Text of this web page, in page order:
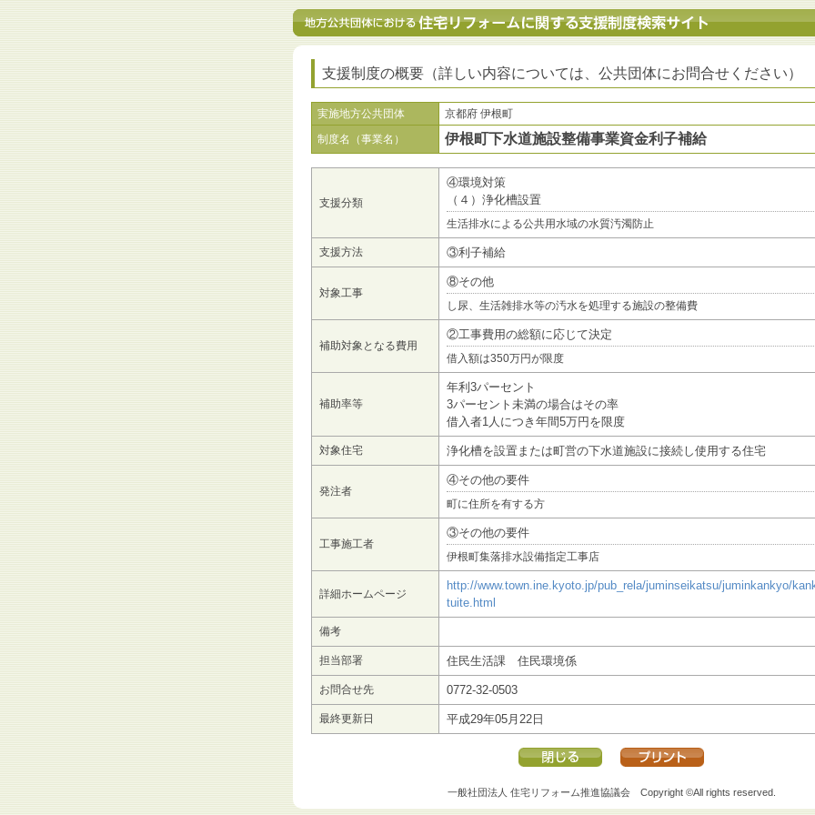
支援制度の概要（詳しい内容については、公共団体にお問合せください）
実施地方公共団体
京都府 伊根町
制度名（事業名）
伊根町下水道施設整備事業資金利子補給
支援分類
④環境対策
（４）浄化槽設置
生活排水による公共用水域の水質汚濁防止
支援方法 ③利子補給
対象工事
⑧その他
し尿、生活雑排水等の汚水を処理する施設の整備費
補助対象となる費用
②工事費用の総額に応じて決定
借入額は350万円が限度
補助率等
年利3パーセント
3パーセント未満の場合はその率
借入者1人につき年間5万円を限度
対象住宅 浄化槽を設置または町営の下水道施設に接続し使用する住宅
発注者
④その他の要件
町に住所を有する方
工事施工者
③その他の要件
伊根町集落排水設備指定工事店
詳細ホームページ
http://www.town.ine.kyoto.jp/pub_rela/juminseikatsu/juminkankyo/
tuite.html
備考
担当部署 住民生活課 住民環境係
お問合せ先 0772-32-0503
最終更新日 平成29年05月22日
一般社団法人 住宅リフォーム推進協議会Copyright ©All rights reserved.